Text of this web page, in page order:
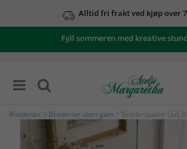
Alltid fri frakt ved kjøp over
Fyll sommeren med kreative
Broderier Broderier uten garn > Broderipakke Duk